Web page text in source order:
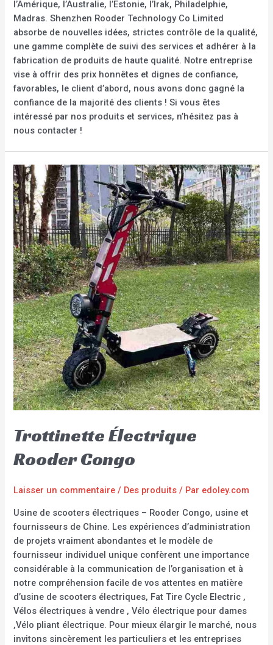
l’Amérique, l’Australie, l’Estonie, l’Irak, Philadelphie,
Madras. Shenzhen Rooder Technology Co Limited
absorbe de nouvelles idées, strictes contrôle de la qualité,
une gamme complète de suivi des services et adhérer à la
fabrication de produits de haute qualité. Notre entreprise
vise à offrir des prix honnêtes et dignes de confiance,
favorables, le client d’abord, nous avons donc gagné la
confiance de la majorité des clients ! Si vous êtes
intéressé par nos produits et services, n’hésitez pas à
nous contacter !
Trottinette Électrique
Rooder Congo
Laisser un commentaire / Des produits / Par edoley.com
Usine de scooters électriques – Rooder Congo, usine et
fournisseurs de Chine. Les expériences d’administration
de projets vraiment abondantes et le modèle de
fournisseur individuel unique confèrent une importance
considérable à la communication de l’organisation et à
notre compréhension facile de vos attentes en matière
d’usine de scooters électriques, Fat Tire Cycle Electric ,
Vélos électriques à vendre , Vélo électrique pour dames
,Vélo pliant électrique. Pour mieux élargir le marché, nous
invitons sincèrement les particuliers et les entreprises